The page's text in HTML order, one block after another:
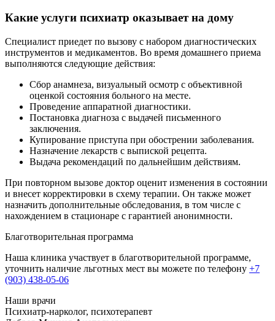
Какие услуги психиатр оказывает на дому
Специалист приедет по вызову с набором диагностических
инструментов и медикаментов. Во время домашнего приема
выполняются следующие действия:
Сбор анамнеза, визуальный осмотр с объективной
оценкой состояния больного на месте.
Проведение аппаратной диагностики.
Постановка диагноза с выдачей письменного
заключения.
Купирование приступа при обострении заболевания.
Назначение лекарств с выпиской рецепта.
Выдача рекомендаций по дальнейшим действиям.
При повторном вызове доктор оценит изменения в состоянии
и внесет корректировки в схему терапии. Он также может
назначить дополнительные обследования, в том числе с
нахождением в стационаре с гарантией анонимности.
Благотворительная программа
Наша клиника участвует в благотворительной программе,
уточнить наличие льготных мест вы можете по телефону +7
(903) 438-05-06
Наши врачи
Психиатр-нарколог, психотерапевт